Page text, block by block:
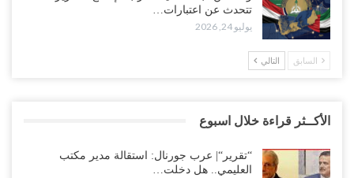
تتحدث عن اعتبارات…
يوليو 24, 2026
السابق التالي
الأكــثر قراءة خلال اسبوع
“تقرير“| عرب جورنال: استقالة مدير مكتب
العليمي.. هل دخلت…